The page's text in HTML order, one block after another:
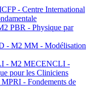
- Centre International
PBR - Physique par
- M2 MM - Modélisation
- M2 MECENCLI -
pour les Cliniciens
- Fondements de